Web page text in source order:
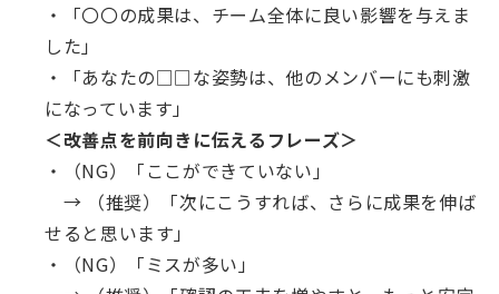
・「〇〇の成果は、チーム全体に良い影響を与えま
した」
・「あなたの□□な姿勢は、他のメンバーにも刺激
になっています」
＜改善点を前向きに伝えるフレーズ＞
・（NG）「ここができていない」
→ （推奨）「次にこうすれば、さらに成果を伸ば
せると思います」
・（NG）「ミスが多い」